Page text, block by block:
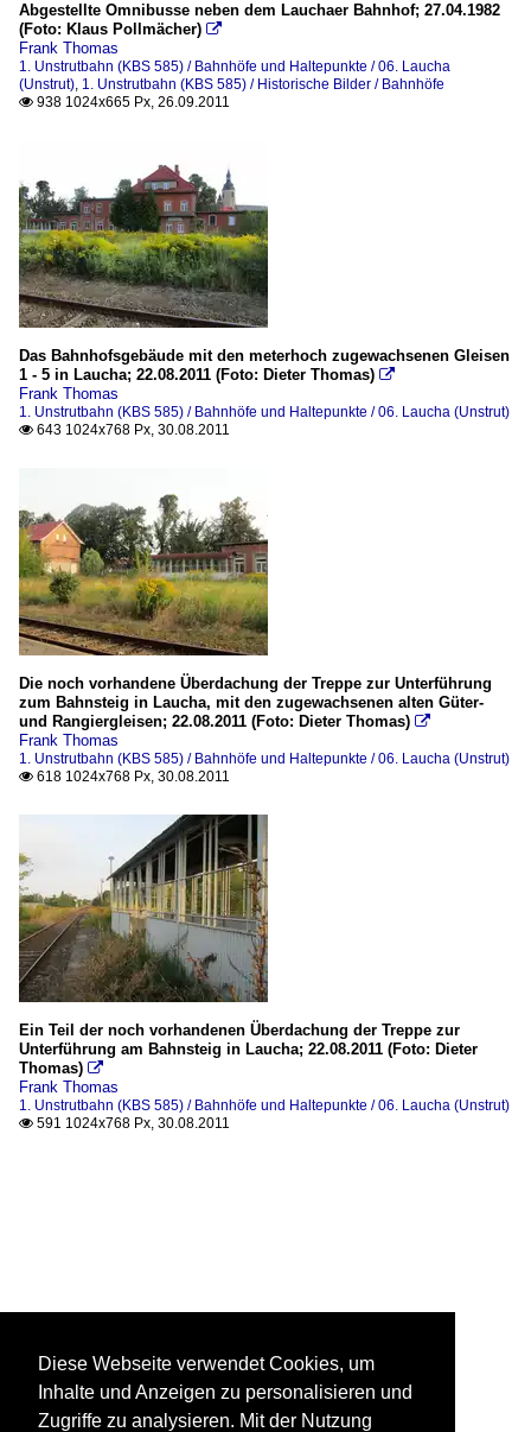
Abgestellte Omnibusse neben dem Lauchaer Bahnhof; 27.04.1982
(Foto: Klaus Pollmächer) 
Frank Thomas
1. Unstrutbahn (KBS 585) / Bahnhöfe und Haltepunkte / 06. Laucha
(Unstrut), 1. Unstrutbahn (KBS 585) / Historische Bilder / Bahnhöfe
 938 1024x665 Px, 26.09.2011
Das Bahnhofsgebäude mit den meterhoch zugewachsenen Gleisen
1 - 5 in Laucha; 22.08.2011 (Foto: Dieter Thomas) 
Frank Thomas
1. Unstrutbahn (KBS 585) / Bahnhöfe und Haltepunkte / 06. Laucha (Unstrut)
 643 1024x768 Px, 30.08.2011
Die noch vorhandene Überdachung der Treppe zur Unterführung
zum Bahnsteig in Laucha, mit den zugewachsenen alten Güter-
und Rangiergleisen; 22.08.2011 (Foto: Dieter Thomas) 
Frank Thomas
1. Unstrutbahn (KBS 585) / Bahnhöfe und Haltepunkte / 06. Laucha (Unstrut)
 618 1024x768 Px, 30.08.2011
Ein Teil der noch vorhandenen Überdachung der Treppe zur
Unterführung am Bahnsteig in Laucha; 22.08.2011 (Foto: Dieter
Thomas) 
Frank Thomas
1. Unstrutbahn (KBS 585) / Bahnhöfe und Haltepunkte / 06. Laucha (Unstrut)
 591 1024x768 Px, 30.08.2011
Diese Webseite verwendet Cookies, um
Inhalte und Anzeigen zu personalisieren und
Zugriffe zu analysieren. Mit der Nutzung